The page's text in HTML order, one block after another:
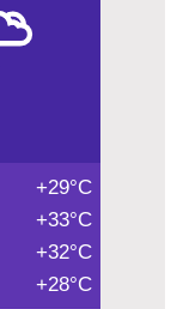
+29°C
+33°C
+32°C
+28°C